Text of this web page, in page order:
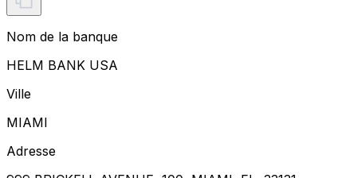
Nom de la banque
HELM BANK USA
Ville
MIAMI
Adresse